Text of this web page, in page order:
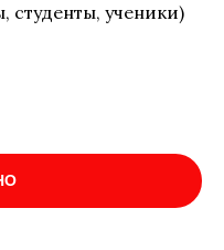
студенты, ученики)